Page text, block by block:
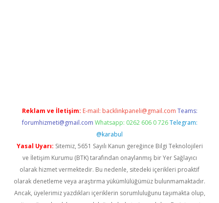
Reklam ve İletişim: E-mail: backlinkpaneli@gmail.com Teams:
forumhizmeti@gmail.com Whatsapp: 0262 606 0 726 Telegram:
@karabul
Yasal Uyarı: Sitemiz, 5651 Sayılı Kanun gereğince Bilgi Teknolojileri
ve İletişim Kurumu (BTK) tarafından onaylanmış bir Yer Sağlayıcı
olarak hizmet vermektedir. Bu nedenle, sitedeki içerikleri proaktif
olarak denetleme veya araştırma yükümlülüğümüz bulunmamaktadır.
Ancak, üyelerimiz yazdıkları içeriklerin sorumluluğunu taşımakta olup,